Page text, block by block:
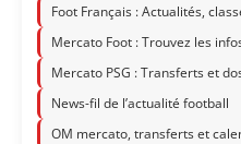
Foot Français : Actualités,
Mercato Foot : Trouvez les
Mercato PSG : Transferts et
News-fil de l’actualité football
OM mercato, transferts et